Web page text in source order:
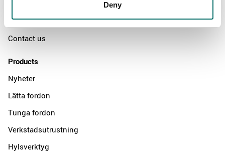
Deny
Distributors
Contact us
Products
Nyheter
Lätta fordon
Tunga fordon
Verkstadsutrustning
Hylsverktyg